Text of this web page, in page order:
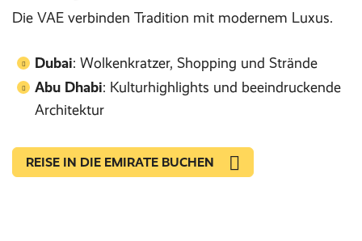
Die VAE verbinden Tradition mit modernem Luxus.
Dubai: Wolkenkratzer, Shopping und Strände
Abu Dhabi: Kulturhighlights und beeindruckende
Architektur
REISE IN DIE EMIRATE BUCHEN